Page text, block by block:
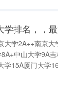
排名，，最
学2A++南京
中山大学9A
15A厦门大学
中国海洋大学